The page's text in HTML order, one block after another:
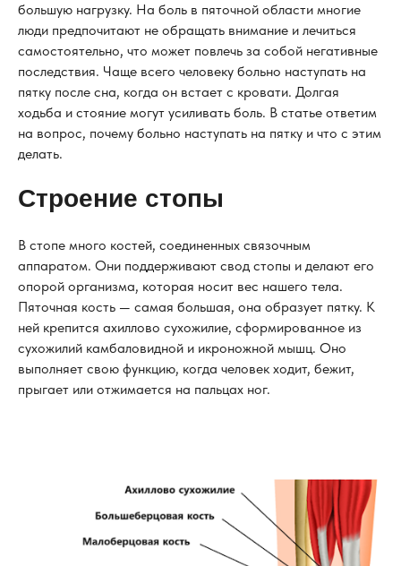
большую нагрузку. На боль в пяточной области многие
люди предпочитают не обращать внимание и лечиться
самостоятельно, что может повлечь за собой негативные
последствия. Чаще всего человеку больно наступать на
пятку после сна, когда он встает с кровати. Долгая
ходьба и стояние могут усиливать боль. В статье ответим
на вопрос, почему больно наступать на пятку и что с этим
делать.
Строение стопы
В стопе много костей, соединенных связочным
аппаратом. Они поддерживают свод стопы и делают его
опорой организма, которая носит вес нашего тела.
Пяточная кость — самая большая, она образует пятку. К
ней крепится ахиллово сухожилие, сформированное из
сухожилий камбаловидной и икроножной мышц. Оно
выполняет свою функцию, когда человек ходит, бежит,
прыгает или отжимается на пальцах ног.